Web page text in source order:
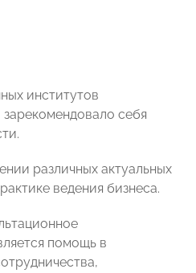
институтов
себя
различных актуальных
ведения бизнеса.
помощь в